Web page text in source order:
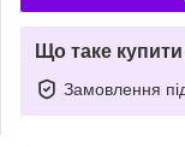
Що таке
Замовлення